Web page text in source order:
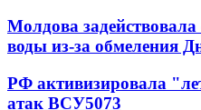
Молдова задействовала
воды из-за обмеления
РФ активизировала
атак ВСУ5073